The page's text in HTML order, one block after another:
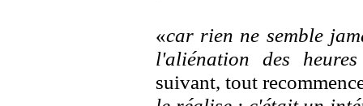
«car rien ne semble
l'aliénation des
suivant, tout